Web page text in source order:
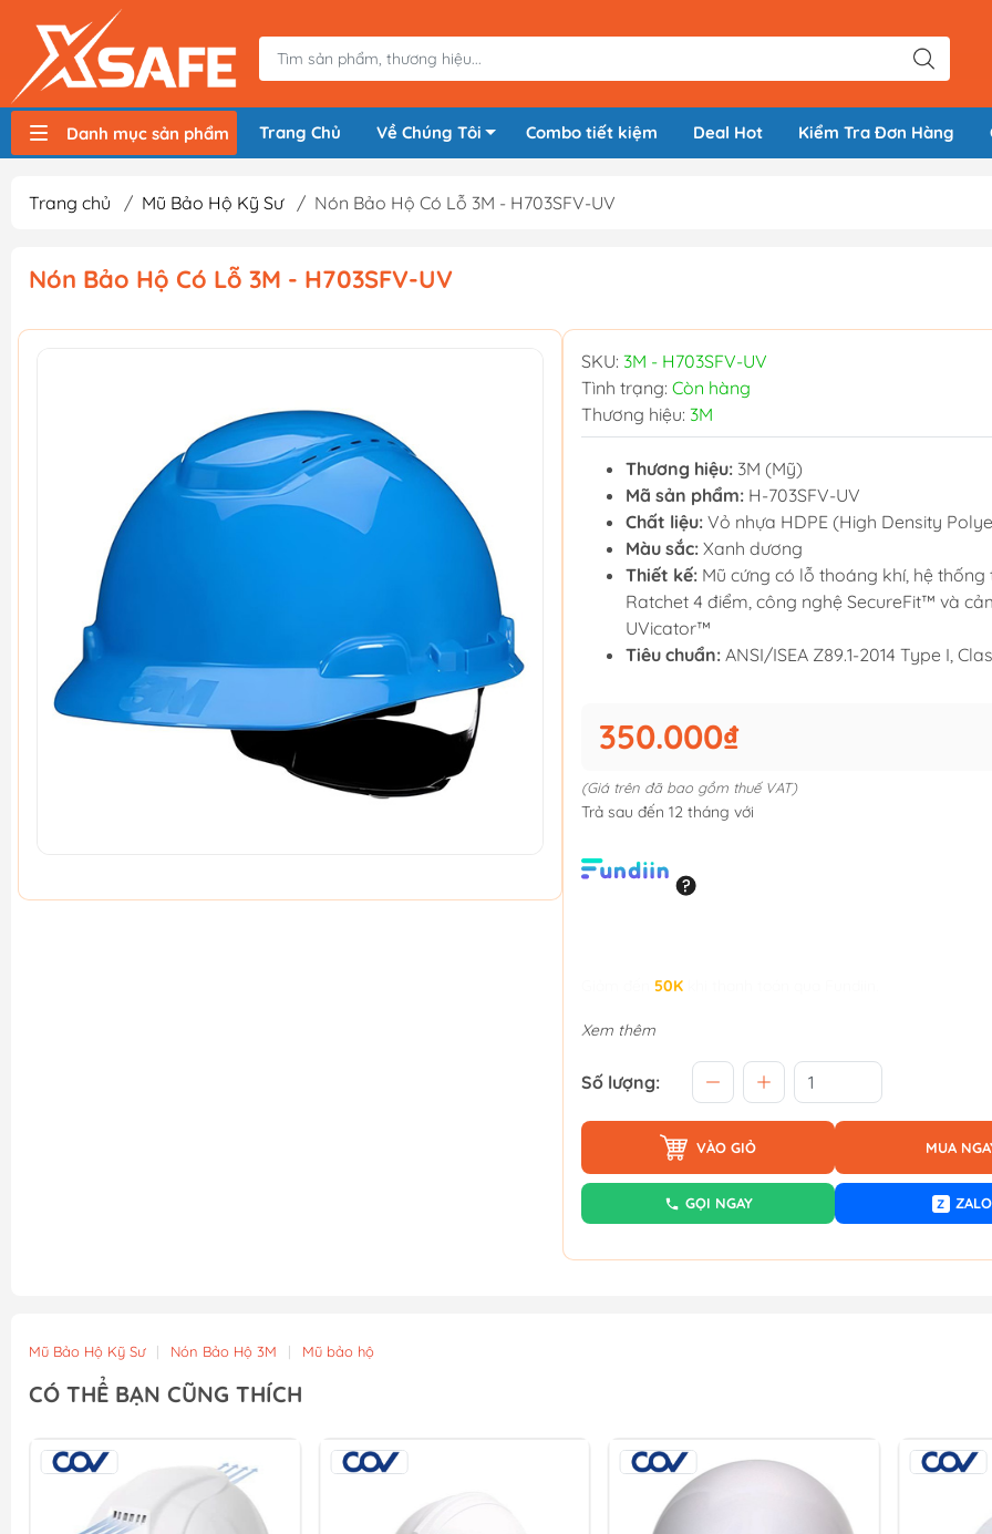
Danh mục sản phẩm Trang Chủ Về Chúng Tôi Combo tiết kiệm Deal Hot Kiểm Tra Đơn Hàng
Trang chủ / Mũ Bảo Hộ Kỹ Sư / Nón Bảo Hộ Có Lỗ 3M - H703SFV-UV
Nón Bảo Hộ Có Lỗ 3M - H703SFV-UV
SKU: 3M - H703SFV-UV
Tình trạng: Còn hàng
Thương hiệu: 3M
Thương hiệu: 3M (Mỹ)
Mã sản phẩm: H-703SFV-UV
Chất liệu: Vỏ nhựa HDPE (High Density
Màu sắc: Xanh dương
Thiết kế: Mũ cứng có lỗ thoáng khí, hệ thống
Ratchet 4 điểm, công nghệ SecureFit™ và
UVicator™
Tiêu chuẩn: ANSI/ISEA Z89.1-2014 Type I,
350.000₫
(Giá trên đã bao gồm thuế VAT)
Trả sau đến 12 tháng với
50K
Xem thêm
Số lượng:
VÀO GIỎ MUA
GỌI NGAY Z ZALO
Mũ Bảo Hộ Kỹ Sư | Nón Bảo Hộ 3M | Mũ bảo hộ
CÓ THỂ BẠN CŨNG THÍCH